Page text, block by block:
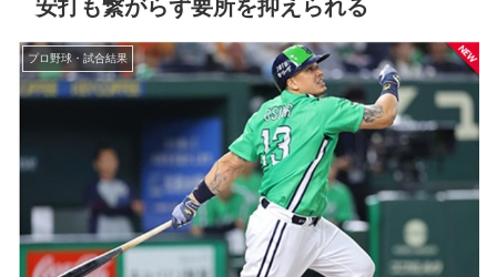
安打も繋がらず要所を抑えられる
プロ野球・試合結果